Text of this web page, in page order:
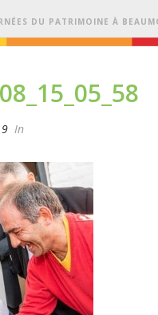
DU PATRIMOINE À
In